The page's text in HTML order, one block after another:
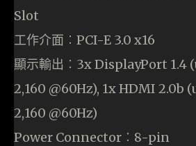
Slot
工作介面︰PCI-E 3.0 x16
顯示輸出︰3x DisplayPort 1.4
2,160 @60Hz), 1x HDMI 2.0b
2,160 @60Hz)
Power Connector︰8-pin